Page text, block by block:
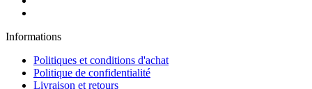
Informations
Politiques et conditions d'achat
Politique de confidentialité
Livraison et retours